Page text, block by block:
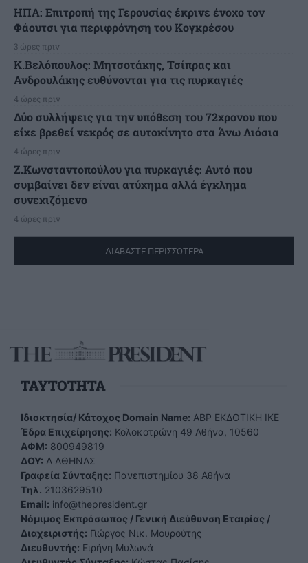
ΗΠΑ: Επιτροπή της Γερουσίας έκρινε ένοχο τον
Φάουτσι για περιφρόνηση του Κογκρέσου
3 ώρες πριν
K.Βελόπουλος: Μητσοτάκης, Τσίπρας και
Ανδρουλάκης ευθύνονται για τις πυρκαγιές
4 ώρες πριν
Δύο συλλήψεις για την υπόθεση του 72χρονου που
είχε βρεθεί νεκρός σε αυτοκίνητο στα Άνω Λιόσια
4 ώρες πριν
Ζ.Κωνσταντοπούλου για πυρκαγιές: Αυτό που
συμβαίνει δεν είναι ατύχημα αλλά έγκλημα
συνεχιζόμενο
4 ώρες πριν
ΔΙΑΒΑΣΤΕ ΠΕΡΙΣΣΟΤΕΡΑ
TAYTOTHTA
Ιδιοκτησία/ Κάτοχος Domain Name: ΑBP ΕΚΔΟΤΙΚΗ ΙΚΕ
Έδρα Επιχείρησης: Κολοκοτρώνη 49 Αθήνα, 10560
ΑΦΜ: 800949819
ΔΟΥ: Α ΑΘΗΝΑΣ
Γραφεία Σύνταξης: Πανεπιστημίου 38 Αθήνα
Tηλ. 2103629510
Email: info@thepresident.gr
Νόμιμος Εκπρόσωπος / Γενική Διεύθυνση Εταιρίας /
Διαχειριστής: Γιώργος Νικ. Μουρούτης
Διευθυντής: Ειρήνη Μυλωνά